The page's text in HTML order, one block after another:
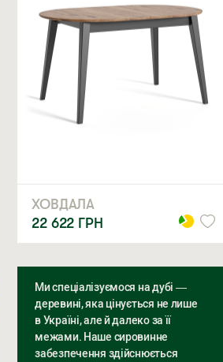
ХОВДАЛА
22 622 ГРН
Ми спеціалізуємося на дубі —
деревині, яка цінується не лише
в Україні, але й далеко за її
межами. Наше сировинне
забезпечення здійснюється